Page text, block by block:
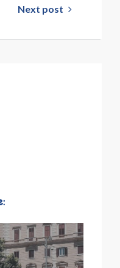
Next post